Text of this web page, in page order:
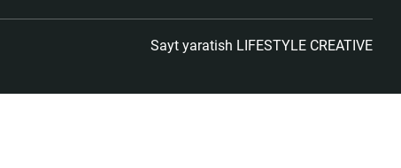
Sayt yaratish LIFESTYLE CREATIVE